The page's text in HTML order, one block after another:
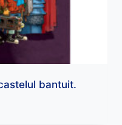
bantuit.